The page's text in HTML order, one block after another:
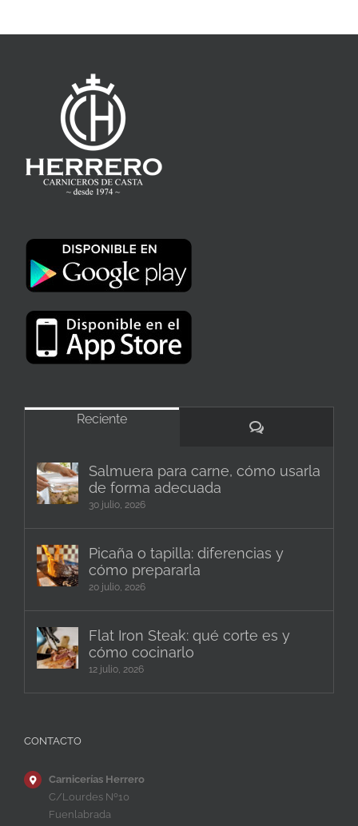
Reciente
Comentarios
Salmuera para carne, cómo usarla
de forma adecuada
30 julio, 2026
Picaña o tapilla: diferencias y
cómo prepararla
20 julio, 2026
Flat Iron Steak: qué corte es y
cómo cocinarlo
12 julio, 2026
CONTACTO
Carnicerías Herrero
C/Lourdes Nº10
Fuenlabrada